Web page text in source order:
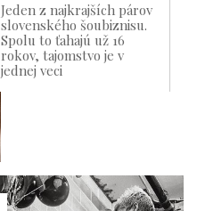
Jeden z najkrajších párov
slovenského šoubiznisu.
Spolu to ťahajú už 16
rokov, tajomstvo je v
jednej veci